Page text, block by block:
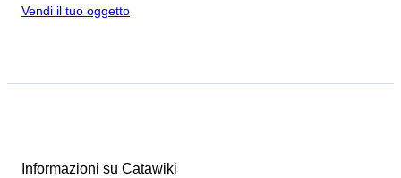
Vendi il tuo oggetto
Informazioni su Catawiki